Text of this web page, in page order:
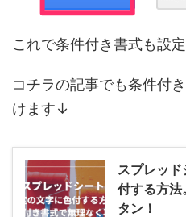
これで条件付き書式も設
コチラの記事でも条件付
けます↓
スプレッ
付する方法
タン！